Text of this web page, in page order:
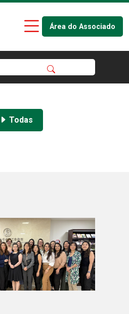
Área do Associado
Todas